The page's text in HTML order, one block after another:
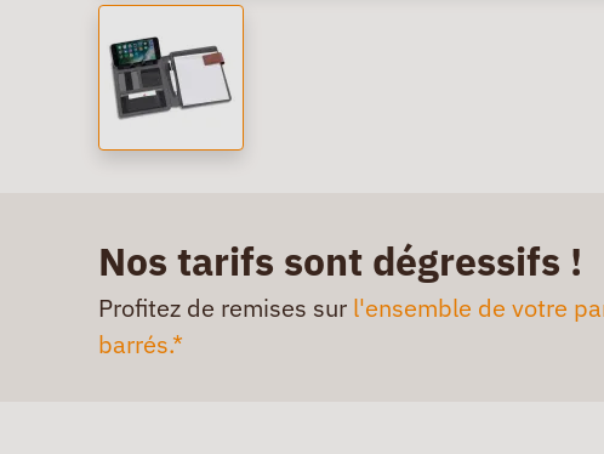
Nos tarifs sont dégressifs !
Profitez de remises sur l'ensemble de votre
barrés.*